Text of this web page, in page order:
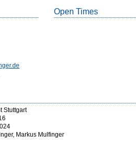
Open Times
Stuttgart
Markus Mulfinger